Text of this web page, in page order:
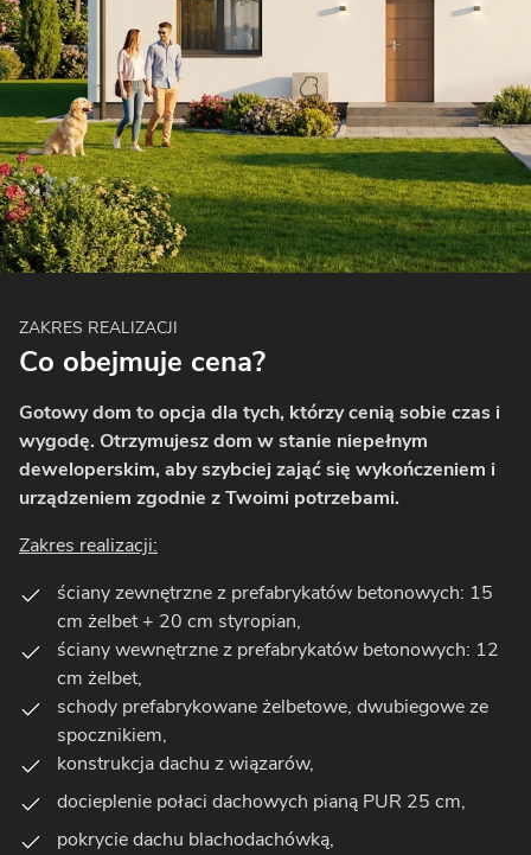
ZAKRES REALIZACJI
Co obejmuje cena?
Gotowy dom to opcja dla tych, którzy cenią sobie czas i
wygodę. Otrzymujesz dom w stanie niepełnym
deweloperskim, aby szybciej zająć się wykończeniem i
urządzeniem zgodnie z Twoimi potrzebami.
Zakres realizacji:
ściany zewnętrzne z prefabrykatów betonowych: 15
cm żelbet + 20 cm styropian,
ściany wewnętrzne z prefabrykatów betonowych: 12
cm żelbet,
schody prefabrykowane żelbetowe, dwubiegowe ze
spocznikiem,
konstrukcja dachu z wiązarów,
docieplenie połaci dachowych pianą PUR 25 cm,
pokrycie dachu blachodachówką,